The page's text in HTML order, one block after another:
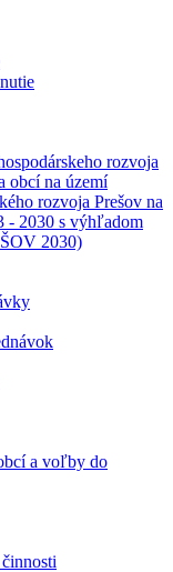
rozvoja
obcí na území
rozvoja Prešov na
- 2030 s výhľadom
2030)
a voľby do